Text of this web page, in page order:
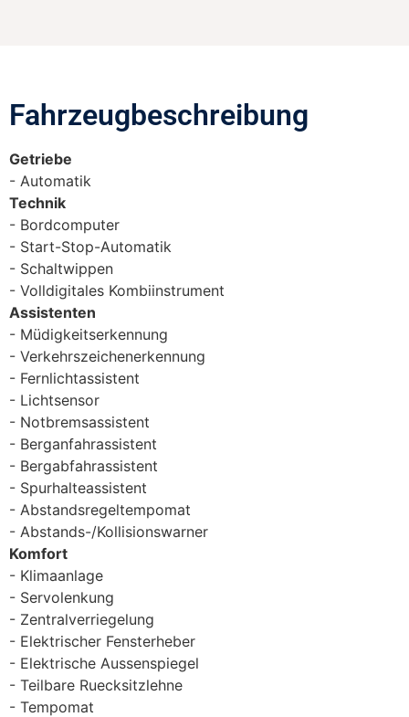
Fahrzeugbeschreibung​
Getriebe
Automatik
Technik
Bordcomputer
Start-Stop-Automatik
Schaltwippen
Volldigitales Kombiinstrument
Assistenten
Müdigkeitserkennung
Verkehrszeichenerkennung
Fernlichtassistent
Lichtsensor
Notbremsassistent
Berganfahrassistent
Bergabfahrassistent
Spurhalteassistent
Abstandsregeltempomat
Abstands-/Kollisionswarner
Komfort
Klimaanlage
Servolenkung
Zentralverriegelung
Elektrischer Fensterheber
Elektrische Aussenspiegel
Teilbare Ruecksitzlehne
Tempomat